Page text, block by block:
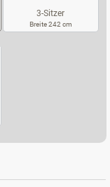
3-Sitzer
Breite 242 cm